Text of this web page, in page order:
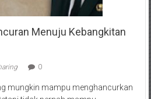
Menuju Kebangkitan
0
mungkin mampu menghancurkan